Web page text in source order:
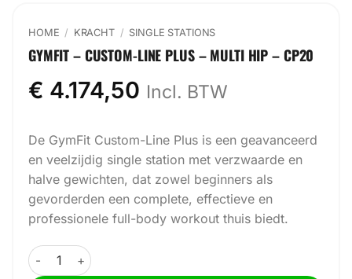
HOME / KRACHT / SINGLE STATIONS
GYMFIT – CUSTOM-LINE PLUS – MULTI HIP – CP20
€ 4.174,50 Incl. BTW
De GymFit Custom-Line Plus is een geavanceerd
en veelzijdig single station met verzwaarde en
halve gewichten, dat zowel beginners als
gevorderden een complete, effectieve en
professionele full-body workout thuis biedt.
GymFit - Custom-Line Plus - Multi Hip - CP20 aantal